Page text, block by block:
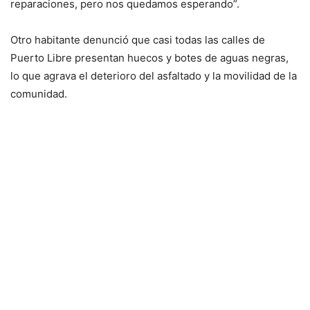
reparaciones, pero nos quedamos esperando”.
Otro habitante denunció que casi todas las calles de
Puerto Libre presentan huecos y botes de aguas negras,
lo que agrava el deterioro del asfaltado y la movilidad de la
comunidad.